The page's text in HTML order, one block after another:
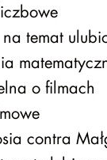
temat
o filmach
contra